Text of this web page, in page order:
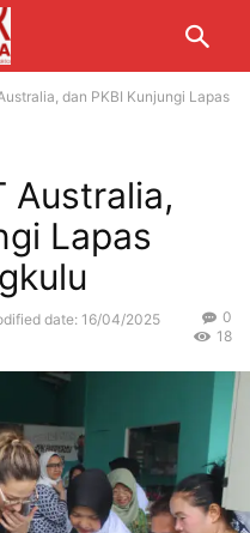
dan PKBI Kunjungi Lapas
Australia,
Lapas
date: 16/04/2025
0
18